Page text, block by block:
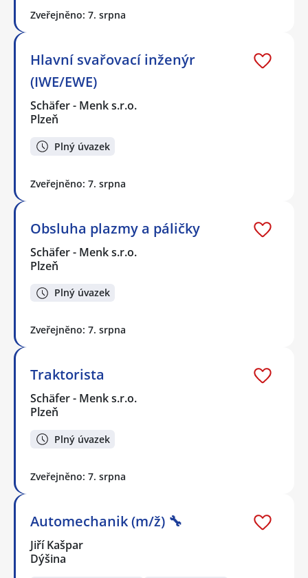
Zveřejněno: 7. srpna
Hlavní svařovací inženýr
(IWE/EWE)
Schäfer - Menk s.r.o.
Plzeň
Plný úvazek
Zveřejněno: 7. srpna
Obsluha plazmy a páličky
Schäfer - Menk s.r.o.
Plzeň
Plný úvazek
Zveřejněno: 7. srpna
Traktorista
Schäfer - Menk s.r.o.
Plzeň
Plný úvazek
Zveřejněno: 7. srpna
Automechanik (m/ž) 🔧
Jiří Kašpar
Dýšina